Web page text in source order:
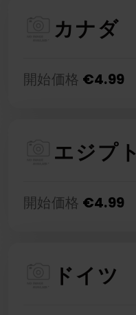
カナダ
開始価格 €4.99
エジプト
開始価格 €4.99
ドイツ